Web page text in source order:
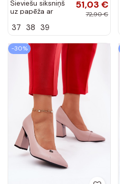
Sieviešu siksniņš
uz papēža ar
smilšu krāsā
51,03 €
72,90 €
37 38 39
-30%